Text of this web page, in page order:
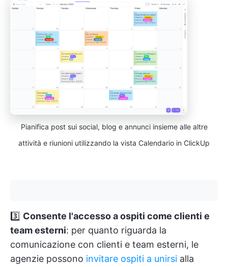
Pianifica post sui social, blog e annunci insieme alle altre
attività e riunioni utilizzando la vista Calendario in ClickUp
3️⃣ Consente l'accesso a ospiti come clienti e
team esterni: per quanto riguarda la
comunicazione con clienti e team esterni, le
agenzie possono invitare ospiti a unirsi alla